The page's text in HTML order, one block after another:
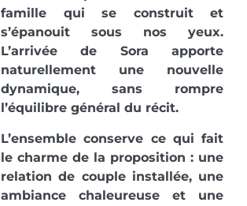
famille qui se construit et
s’épanouit sous nos yeux.
L’arrivée de Sora apporte
naturellement une nouvelle
dynamique, sans rompre
l’équilibre général du récit.
L’ensemble conserve ce qui fait
le charme de la proposition : une
relation de couple installée, une
ambiance chaleureuse et une